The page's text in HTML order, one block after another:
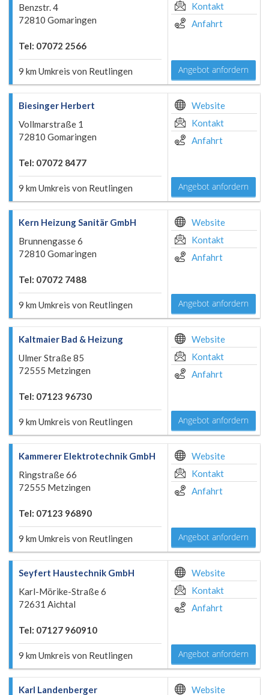
Benzstr. 4
72810 Gomaringen
Tel: 07072 2566
9 km Umkreis von Reutlingen
Kontakt
Anfahrt
Angebot anfordern
Biesinger Herbert
Vollmarstraße 1
72810 Gomaringen
Tel: 07072 8477
9 km Umkreis von Reutlingen
Website
Kontakt
Anfahrt
Angebot anfordern
Kern Heizung Sanitär GmbH
Brunnengasse 6
72810 Gomaringen
Tel: 07072 7488
9 km Umkreis von Reutlingen
Website
Kontakt
Anfahrt
Angebot anfordern
Kaltmaier Bad & Heizung
Ulmer Straße 85
72555 Metzingen
Tel: 07123 96730
9 km Umkreis von Reutlingen
Website
Kontakt
Anfahrt
Angebot anfordern
Kammerer Elektrotechnik GmbH
Ringstraße 66
72555 Metzingen
Tel: 07123 96890
9 km Umkreis von Reutlingen
Website
Kontakt
Anfahrt
Angebot anfordern
Seyfert Haustechnik GmbH
Karl-Mörike-Straße 6
72631 Aichtal
Tel: 07127 960910
9 km Umkreis von Reutlingen
Website
Kontakt
Anfahrt
Angebot anfordern
Karl Landenberger Website